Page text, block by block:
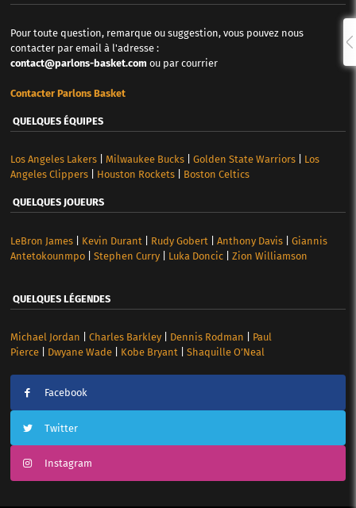
Pour toute question, remarque ou suggestion, vous pouvez nous
contacter par email à l'adresse :
contact@parlons-basket.com ou par courrier
Contacter Parlons Basket
QUELQUES ÉQUIPES
Los Angeles Lakers| Milwaukee Bucks| Golden State Warriors| Los
Angeles Clippers| Houston Rockets| Boston Celtics
QUELQUES JOUEURS
LeBron James| Kevin Durant Rudy Gobert Anthony Davis| Giannis
Antetokounmpo| Stephen Curry| Luka Doncic| Zion Williamson
QUELQUES LÉGENDES
Michael Jordan Charles Barkley| Dennis Rodman
Paul
Pierce| Dwyane Wade| Kobe Bryant| Shaquille O’Neal
Facebook
Twitter
Instagram